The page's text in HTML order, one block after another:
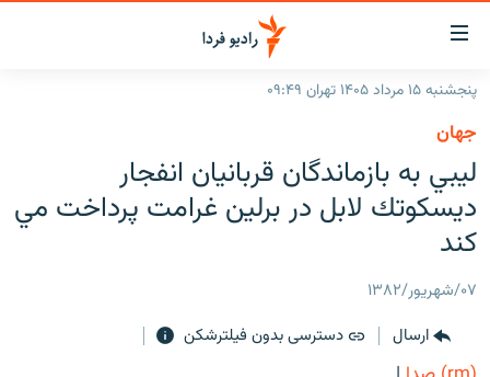
لینک‌های
قابلیت
دسترسی
بازگشت
منوی
اصلی
رفتن
صفحه
جهان
رادیو
گزارش‌های تصویریزنان فردا
پنجشنبه ۱۵ مرداد ۱۴۰۵ تهران ۰۹:۴۹
جهان
ليبي به بازماندگان قربانيان انفجار
ديسكوتك لابل در برلين غرامت پرداخت مي
كند
۰۷/شهریور/۱۳۸۲
ارسال
دسترسی بدون فیلترشکن